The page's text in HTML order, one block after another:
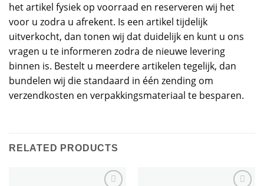
het artikel fysiek op voorraad en reserveren wij het
voor u zodra u afrekent. Is een artikel tijdelijk
uitverkocht, dan tonen wij dat duidelijk en kunt u ons
vragen u te informeren zodra de nieuwe levering
binnen is. Bestelt u meerdere artikelen tegelijk, dan
bundelen wij die standaard in één zending om
verzendkosten en verpakkingsmateriaal te besparen.
RELATED PRODUCTS